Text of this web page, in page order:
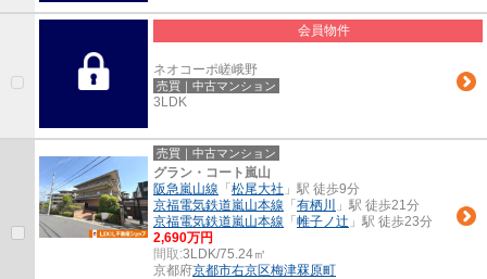
会員物件
ネオコーポ嵯峨野
売買｜中古マンション
3LDK
売買｜中古マンション
グラン・コート嵐山
阪急嵐山線 「 松尾大社 」駅 徒歩9分
京福電気鉄道嵐山本線 「 有栖川
」駅 徒歩21分
京福電気鉄道嵐山本線 「 帷子ノ辻 」駅 徒歩23分
2,690万円
間取:3LDK/75.24㎡
京都府京都市右京区梅津罧原町